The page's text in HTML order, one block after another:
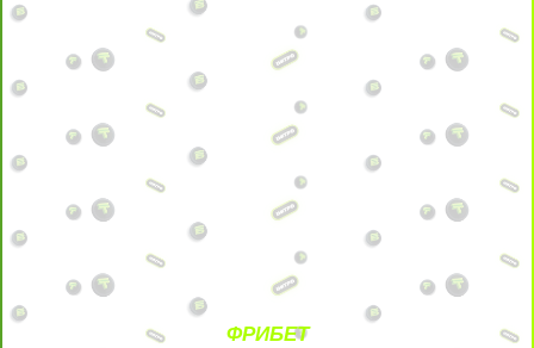
ФРИБЕТ